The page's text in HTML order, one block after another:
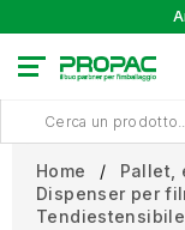
Home
Pallet,
Dispenser per